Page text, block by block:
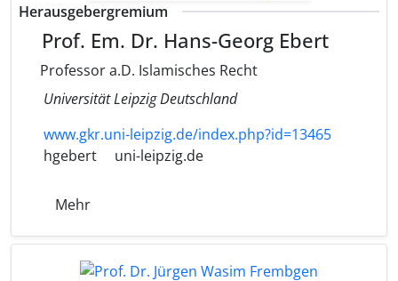
Herausgebergremium
Prof. Em. Dr. Hans-Georg Ebert
Professor a.D. Islamisches Recht
Universität Leipzig Deutschland
www.gkr.uni-leipzig.de/index.php?id=13465
hgebert
uni-leipzig.de
Mehr